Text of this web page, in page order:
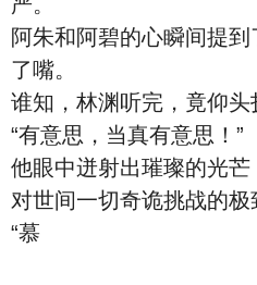
阿朱和阿碧的心瞬间提
了嘴。
谁知，林渊听完，竟仰头
“有意思，当真有意思！”
他眼中迸射出璀璨的光芒
对世间一切奇诡挑战的极
“慕